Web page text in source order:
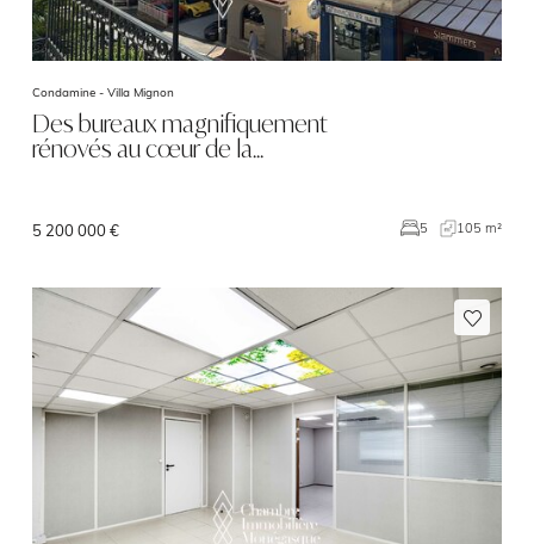
Condamine - Villa Mignon
Des bureaux magnifiquement
rénovés au cœur de la…
5 200 000 € 5 105 m²